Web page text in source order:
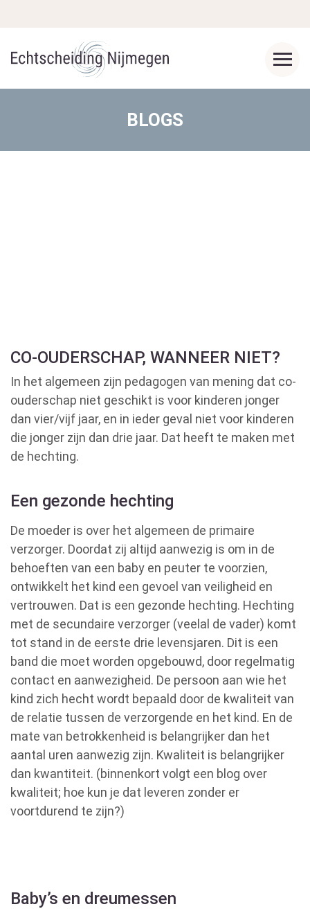
BLOGS
CO-OUDERSCHAP, WANNEER NIET?
In het algemeen zijn pedagogen van mening dat co-
ouderschap niet geschikt is voor kinderen jonger
dan vier/vijf jaar, en in ieder geval niet voor kinderen
die jonger zijn dan drie jaar. Dat heeft te maken met
de hechting.
Een gezonde hechting
De moeder is over het algemeen de primaire
verzorger. Doordat zij altijd aanwezig is om in de
behoeften van een baby en peuter te voorzien,
ontwikkelt het kind een gevoel van veiligheid en
vertrouwen. Dat is een gezonde hechting. Hechting
met de secundaire verzorger (veelal de vader) komt
tot stand in de eerste drie levensjaren. Dit is een
band die moet worden opgebouwd, door regelmatig
contact en aanwezigheid. De persoon aan wie het
kind zich hecht wordt bepaald door de kwaliteit van
de relatie tussen de verzorgende en het kind. En de
mate van betrokkenheid is belangrijker dan het
aantal uren aanwezig zijn. Kwaliteit is belangrijker
dan kwantiteit. (binnenkort volgt een blog over
kwaliteit; hoe kun je dat leveren zonder er
voortdurend te zijn?)
Baby’s en dreumessen